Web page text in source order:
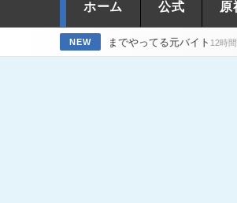
ホーム 公式 原
NEW
てまでやってる元バイト12時間前【原神】ドラス